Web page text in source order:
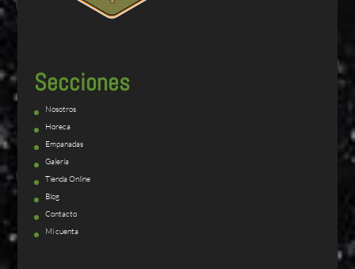
Secciones
Nosotros
Horeca
Empanadas
Galería
Tienda Online
Blog
Contacto
Mi cuenta